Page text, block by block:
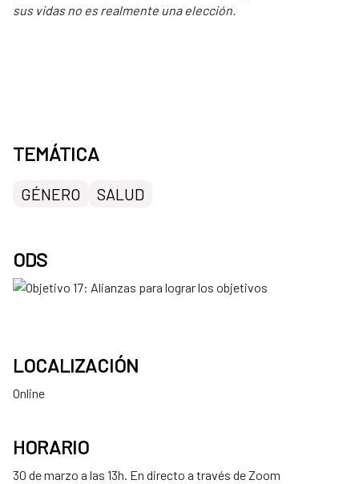
sus vidas no es realmente una elección.
TEMÁTICA
GÉNERO SALUD
ODS
LOCALIZACIÓN
Online
HORARIO
30 de marzo a las 13h. En directo a través de Zoom